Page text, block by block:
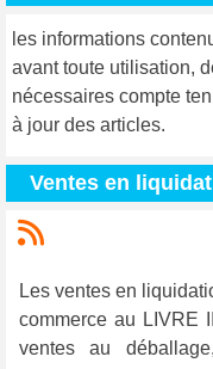
les informations
avant toute utilisation,
nécessaires compte
à jour des articles.
Ventes en
Les ventes en
commerce au LIVRE
ventes au